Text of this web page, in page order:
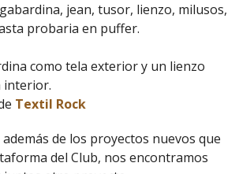
jean, tusor, lienzo, milusos,
probaria en puffer.
como tela exterior y un lienzo
interior.
Textil Rock
de los proyectos nuevos que
del Club, nos encontramos